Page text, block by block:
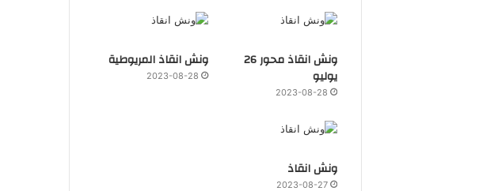
ونش انقاذ محور 26
يوليو
2023-08-28
ونش انقاذ المريوطية
2023-08-28
ونش انقاذ
2023-08-27